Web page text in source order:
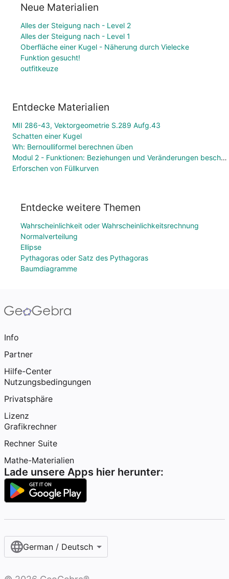
Neue Materialien
Alles der Steigung nach - Level 2
Alles der Steigung nach - Level 1
Oberfläche einer Kugel - Näherung durch Vielecke
Funktion gesucht!
outfitkeuze
Entdecke Materialien
MII 286-43, Vektorgeometrie S.289 Aufg.43
Schatten einer Kugel
Wh: Bernoulliformel berechnen üben
Modul 2 - Funktionen: Beziehungen und Veränderungen beschreiben
Erforschen von Füllkurven
Entdecke weitere Themen
Wahrscheinlichkeit oder Wahrscheinlichkeitsrechnung
Normalverteilung
Ellipse
Pythagoras oder Satz des Pythagoras
Baumdiagramme
Info
Partner
Hilfe-Center
Nutzungsbedingungen
Privatsphäre
Lizenz
Grafikrechner
Rechner Suite
Mathe-Materialien
Lade unsere Apps hier herunter:
German / Deutsch